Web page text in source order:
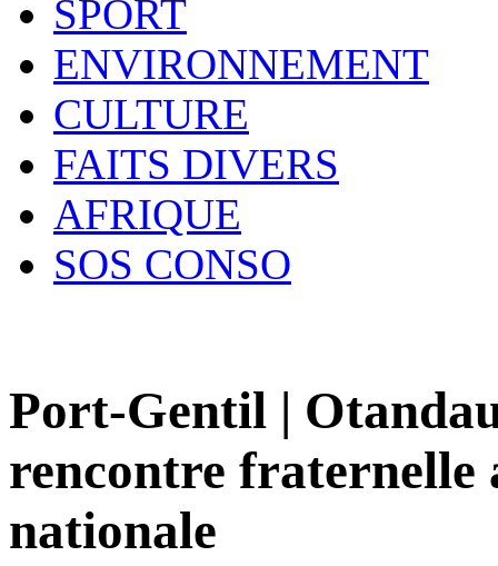
SPORT
ENVIRONNEMENT
CULTURE
FAITS DIVERS
AFRIQUE
SOS CONSO
Port-Gentil |
rencontre fraternelle
nationale